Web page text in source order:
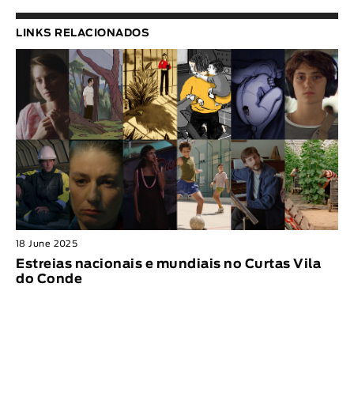
LINKS RELACIONADOS
18 June 2025
Estreias nacionais e mundiais no Curtas Vila
do Conde